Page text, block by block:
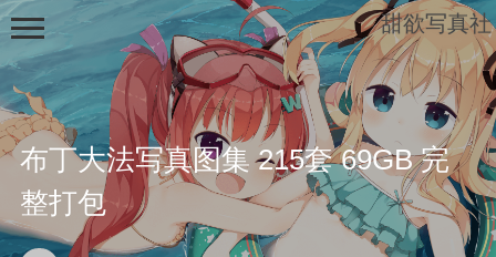
布丁大法写真图集 215套 69GB 完
整打包
甜欲写真社